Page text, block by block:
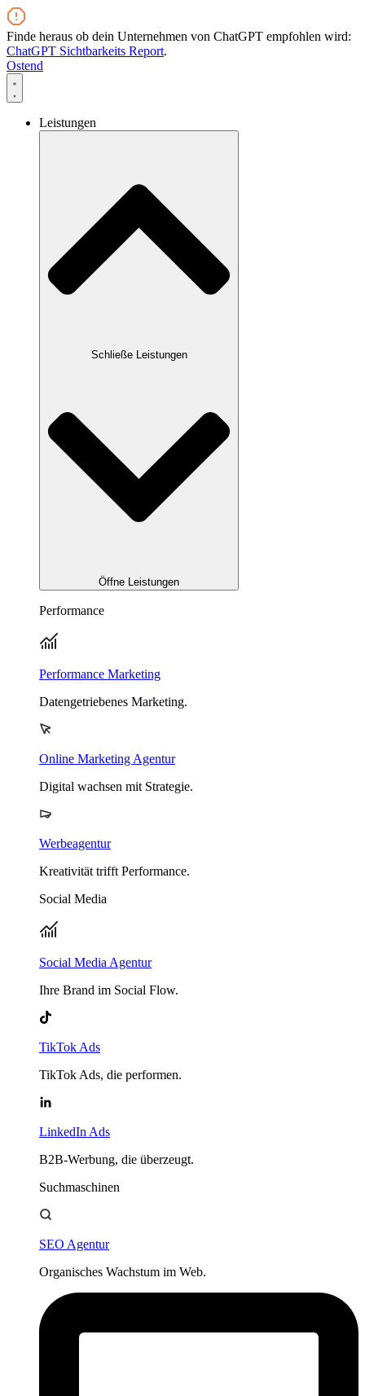
Zum
Inhalt
wechseln
Finde heraus ob dein Unternehmen von ChatGPT empfohlen wird:
ChatGPT Sichtbarkeits Report.
Ostend
Leistungen
Schließe Leistungen
Öffne Leistungen
Performance
Performance Marketing
Datengetriebenes Marketing.
Online Marketing Agentur
Digital wachsen mit Strategie.
Werbeagentur
Kreativität trifft Performance.
Social Media
Social Media Agentur
Ihre Brand im Social Flow.
TikTok Ads
TikTok Ads, die performen.
LinkedIn Ads
B2B-Werbung, die überzeugt.
Suchmaschinen
SEO Agentur
Organisches Wachstum im Web.